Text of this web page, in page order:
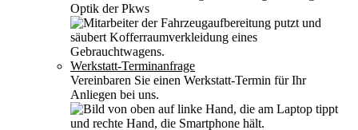
Optik der Pkws
Werkstatt-Terminanfrage
Vereinbaren Sie einen Werkstatt-Termin für Ihr
Anliegen bei uns.